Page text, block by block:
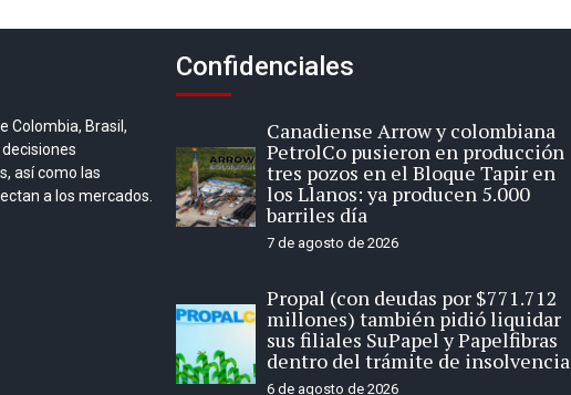
Colombia, Brasil,
así como las
a los mercados.
Confidenciales
Canadiense Arrow y colombiana
PetrolCo pusieron en producción
tres pozos en el Bloque Tapir en
los Llanos: ya producen 5.000
barriles día
7 de agosto de 2026
Propal (con deudas por $771.712
millones) también pidió liquidar
sus filiales SuPapel y Papelfibras
dentro del trámite de insolvencia
6 de agosto de 2026